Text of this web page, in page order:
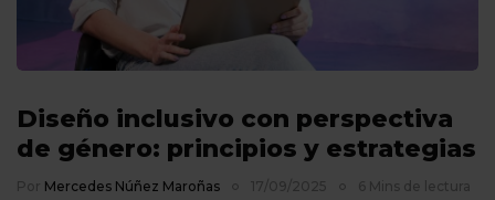
Diseño inclusivo con perspectiva
de género: principios y estrategias
Por Mercedes Núñez Maroñas 17/09/2025 6 Mins de lectura